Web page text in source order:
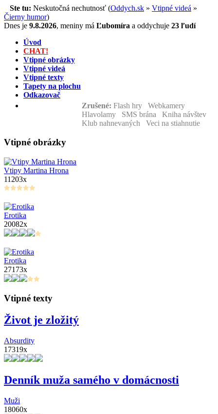
Ste tu: Neskutočná nechutnosť (Oddych.sk » Vtipné videá »
Čierny humor)
Dnes je 9.8.2026, meniny má Ľubomíra a oddychuje 23 ľudí
Úvod
CHAT!
Vtipné obrázky
Vtipné videá
Vtipné texty
Tapety na plochu
Odkazovač
Zrušené: Flash hry Webkamery
Hlavolamy SMS brána Kniha návštev
Klub nahnevaných Veci na stiahnutie
Vtipné obrázky
Vtipy Martina Hrona
11203x
Erotika
20082x
Erotika
27173x
Vtipné texty
Život je zložitý
Absurdity
17319x
Denník muža samého v domácnosti
Muži
18060x